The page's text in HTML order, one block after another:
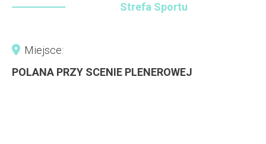
Strefa Sportu
Miejsce:
POLANA PRZY SCENIE PLENEROWEJ